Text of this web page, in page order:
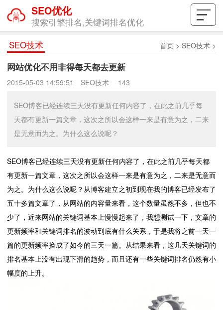
SEO优化
搜索引擎排名,关键词排名优化
SEO技术
首页 > SEO技术 >
网站优化不用非得每天都去更新
2015-05-03 14:59:51 SEO技术 143
SEO博客已经连续三天没有更新任何内容了，在此之前几乎每
天都有更新一篇文章，这次之所以会这样一来是有意为之，二来
是无意而为之。为什么这么说呢？
SEO博客已经连续三天没有更新任何内容了，在此之前几乎每天都
有更新一篇文章，这次之所以会这样一来是有意为之，二来是无意而
为之。为什么这么说呢？从博客建立之初到现在我的博客已经发布了
五十多篇文章了，从网站的内容量来看，这个数量虽然不多，但也不
少了，近来网站的关键词基本上慢慢起来了，我想测试一下，文章的
更新频率和关键词排名的波动到底有什么关系，于是我将之前一天一
篇的更新频率换成了如今的三天一篇。从结果来看，这几天关键词的
排名基本上没有出现下滑的趋势，而且还有一些关键词排名仍然有小
幅度的上升。